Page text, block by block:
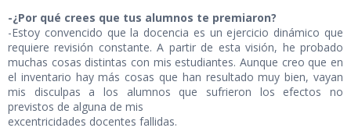
-¿Por qué crees que tus alumnos te premiaron?
-Estoy convencido que la docencia es un ejercicio dinámico que
requiere revisión constante. A partir de esta visión, he probado
muchas cosas distintas con mis estudiantes. Aunque creo que en
el inventario hay más cosas que han resultado muy bien, vayan
mis disculpas a los alumnos que sufrieron los efectos no
previstos de alguna de mis
excentricidades docentes fallidas.